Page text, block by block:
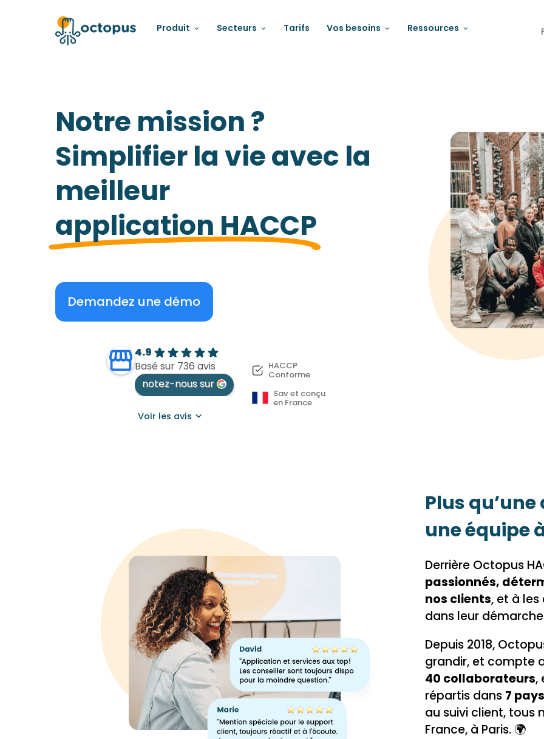
Produit Secteurs Tarifs Vos besoins Ressources
Notre mission ?
Simplifier la vie avec la
meilleur
application HACCP
Demandez une démo
4.9
Basé sur 736 avis
notez-nous sur
Voir les avis
HACCP
Conforme
Sav et conçu
en France
Plus
une équipe
Derrière Octopus
passionnés,
nos clients, et à les
dans leur démarche
Depuis 2018,
grandir, et compte
40 collaborateurs,
répartis dans 7 pays
au suivi client, tous
France, à Paris. 🌍